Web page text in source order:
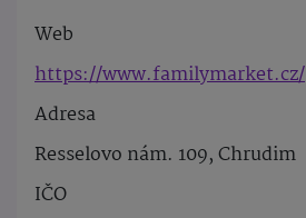
Web
https://www.familymarket.cz/
Adresa
Resselovo nám. 109, Chrudim
IČO